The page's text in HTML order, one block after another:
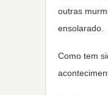
outras
ensolarado.
Como tem